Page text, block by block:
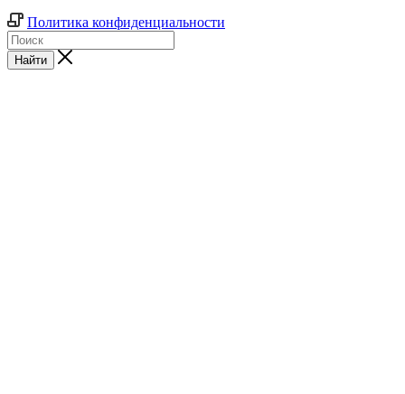
Политика конфиденциальности
Найти